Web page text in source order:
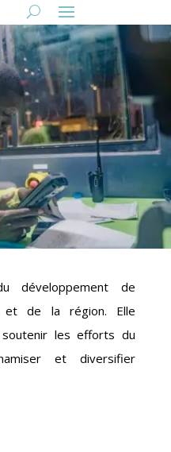
développement de
et de la région. Elle
les efforts du
et diversifier